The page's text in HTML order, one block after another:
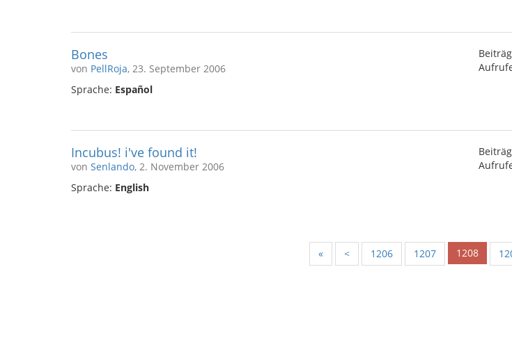
Bones
von PellRoja, 23. September 2006
Sprache: Español
Incubus! i've found it!
von Senlando, 2. November 2006
Sprache: English
« < 1206 1207 1208